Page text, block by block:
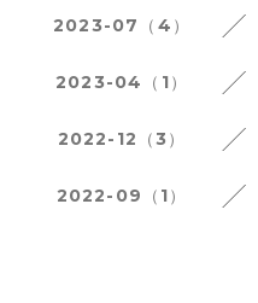
2023-07（4）
2023-04（1）
2022-12（3）
2022-09（1）